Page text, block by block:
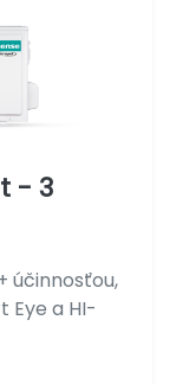
- 3
účinnosťou,
Eye a HI-